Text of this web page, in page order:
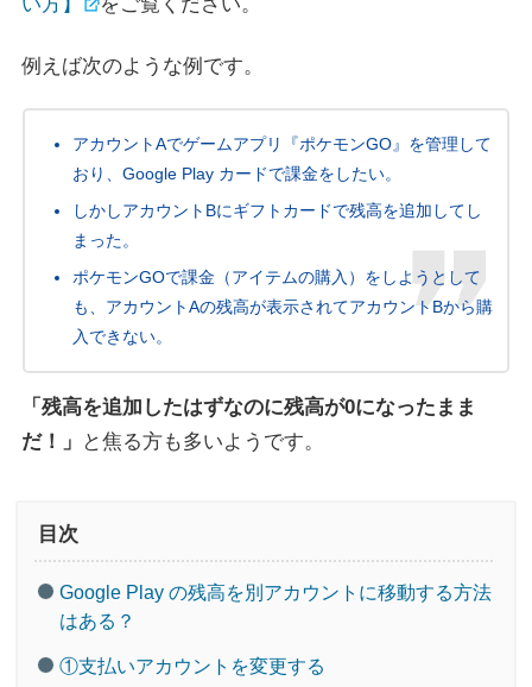
例えば次のような例です。
アカウントAでゲームアプリ『ポケモンGO』を管理して
おり、Google Play カードで課金をしたい。
しかしアカウントBにギフトカードで残高を追加してし
まった。
ポケモンGOで課金（アイテムの購入）をしようとして
も、アカウントAの残高が表示されてアカウントBから購
入できない。
「残高を追加したはずなのに残高が0になったまま
だ！」
と焦る方も多いようです。
目次
Google Play の残高を別アカウントに移動する方法
はある？
①支払いアカウントを変更する